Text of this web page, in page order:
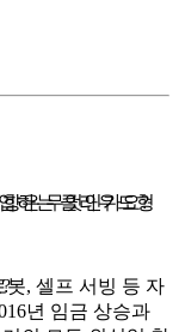
하는 클라우드형
은 무엇인가요?
, 셀프 서빙 등 자
년 임금 상승과